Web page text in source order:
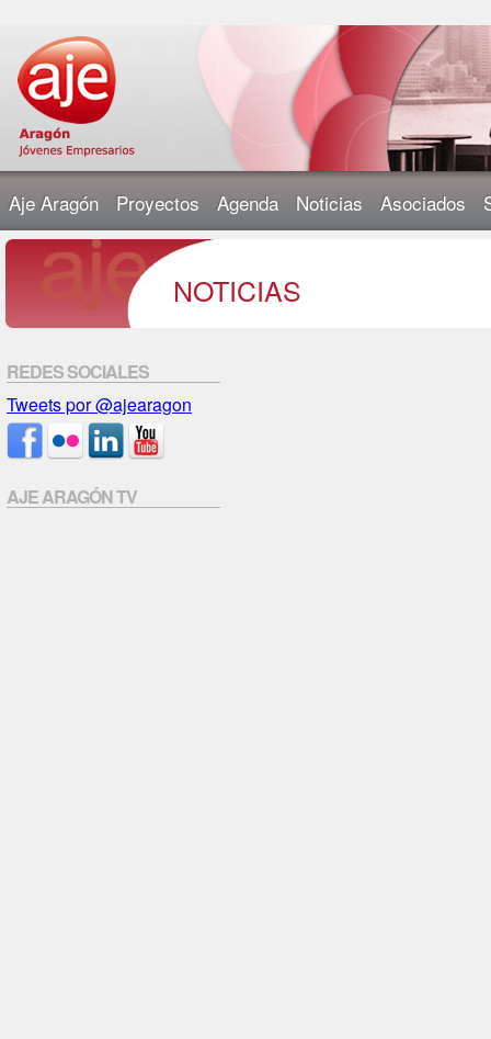
Aje Aragón Proyectos Agenda Noticias Asociados
NOTICIAS
REDES SOCIALES
Tweets por @ajearagon
AJE ARAGÓN TV